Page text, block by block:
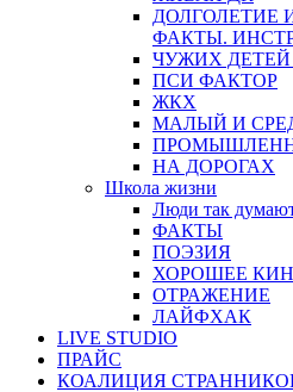
ДОЛГОЛЕТИЕ
ФАКТЫ.
ЧУЖИХ
ПСИ ФАКТОР
ЖКХ
МАЛЫЙ И
НА ДОРОГАХ
Школа жизни
Люди так
ФАКТЫ
ПОЭЗИЯ
ХОРОШЕЕ
ОТРАЖЕНИЕ
ЛАЙФХАК
LIVE STUDIO
ПРАЙС
КОАЛИЦИЯ